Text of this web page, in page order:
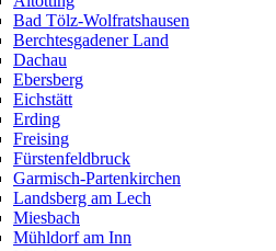
Bad Tölz-Wolfratshausen
Berchtesgadener Land
Dachau
Ebersberg
Eichstätt
Erding
Freising
Fürstenfeldbruck
Garmisch-Partenkirchen
Landsberg am Lech
Miesbach
Mühldorf am Inn